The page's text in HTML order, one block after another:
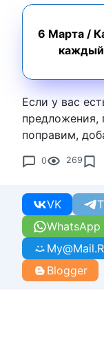
6 Марта /
каждый
Если у вас
предложения,
поправим,
0 269
WhatsApp
VK
Blogger